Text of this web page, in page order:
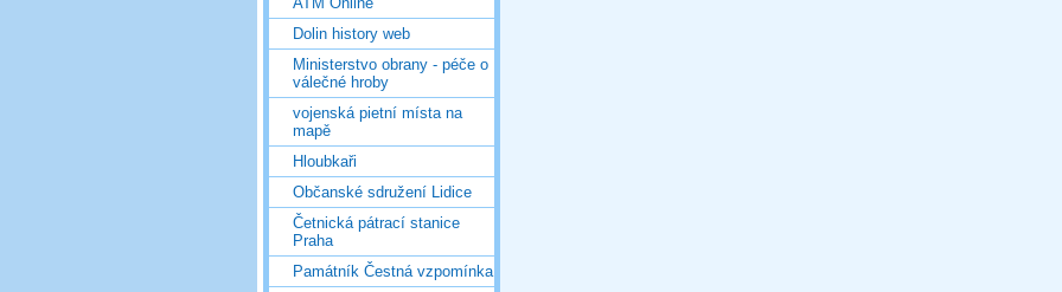
Dolin history web
Ministerstvo obrany - péče o
válečné hroby
vojenská pietní místa na
mapě
Hloubkaři
Občanské sdružení Lidice
Četnická pátrací stanice
Praha
Památník Čestná vzpomínka